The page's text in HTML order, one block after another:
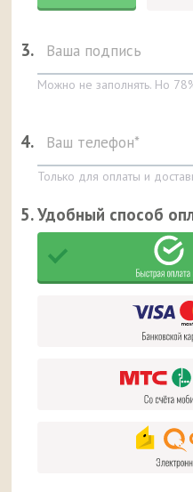
3.
Можно не заполнять. Но
4.
Только для оплаты и
5. Удобный способ